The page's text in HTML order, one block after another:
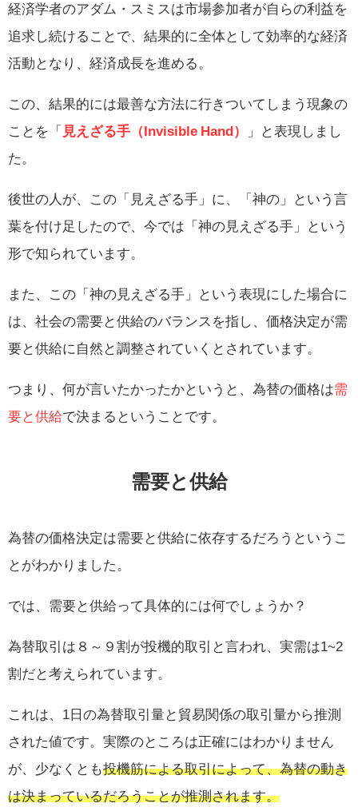
経済学者のアダム・スミスは市場参加者が自らの利益を
追求し続けることで、結果的に全体として効率的な経済
活動となり、経済成長を進める。
この、結果的には最善な方法に行きついてしまう現象の
ことを「 見えざる手（Invisible Hand）
」と表現しまし
た。
後世の人が、この「見えざる手」に、「神の」という言
葉を付け足したので、今では「神の見えざる手」という
形で知られています。
また、この「神の見えざる手」という表現にした場合に
は、社会の需要と供給のバランスを指し、価格決定が需
要と供給に自然と調整されていくとされています。
つまり、何が言いたかったかというと、為替の価格は需
要と供給で決まるということです。
需要と供給
為替の価格決定は需要と供給に依存するだろうというこ
とがわかりました。
では、需要と供給って具体的には何でしょうか？
為替取引は８～９割が投機的取引と言われ、実需は1~2
割だと考えられています。
これは、1日の為替取引量と貿易関係の取引量から推測
された値です。実際のところは正確にはわかりません
が、少なくとも投機筋による取引によって、為替の動き
は決まっているだろうことが推測されます。